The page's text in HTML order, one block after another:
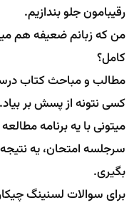
رقیبامون جلو بندازیم.
من که زبانم ضعیفه هم
کامل؟
مطالب و مباحث کتاب
کسی نتونه از پسش بر
میتونی با یه برنامه
سرجلسه امتحان، یه نتیجه
بگیری.
برای سوالات لسنینگ